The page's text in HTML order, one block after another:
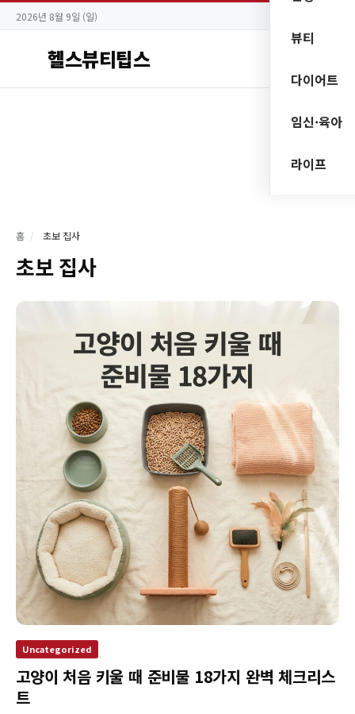
2026년 8월 9일 (일)
헬스뷰티팁스
뷰티
다이어트
임신·육아
라이프
홈 / 초보 집사
초보 집사
Uncategorized
고양이 처음 키울 때 준비물 18가지 완벽 체크리스
트